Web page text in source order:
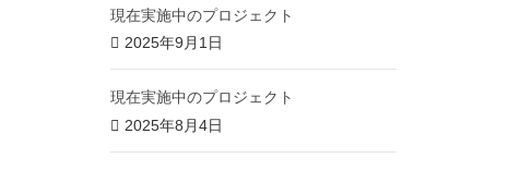
現在実施中のプロジェクト
2025年9月1日
現在実施中のプロジェクト
2025年8月4日